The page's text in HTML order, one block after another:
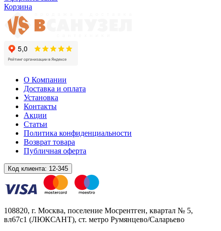
Корзина
О Компании
Доставка и оплата
Установка
Контакты
Акции
Статьи
Политика конфиденциальности
Возврат товара
Публичная оферта
Код клиента: 12-345
108820, г. Москва, поселение Мосрентген, квартал № 5,
вл67с1 (ЛЮКСАНТ), ст. метро Румянцево/Саларьево